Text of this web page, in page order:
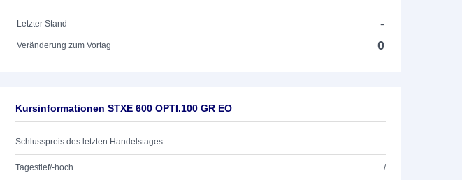
-
Letzter Stand
-
Veränderung zum Vortag 0
Kursinformationen STXE 600 OPTI.100 GR EO
Schlusspreis des letzten Handelstages
Tagestief/-hoch /